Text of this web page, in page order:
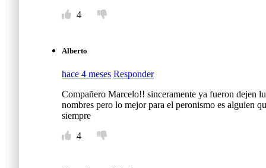
4
Alberto
hace 4 meses Responder
Compañero Marcelo!! sinceramente ya fueron dejen
nombres pero lo mejor para el peronismo es alguien
siempre
4